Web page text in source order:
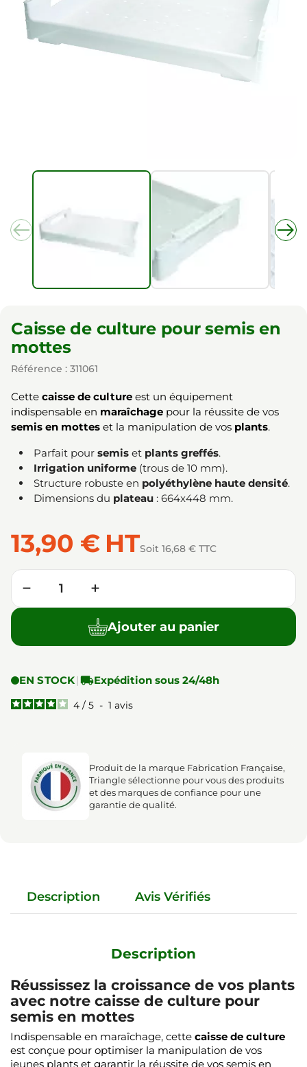
Caisse de culture pour semis en
mottes
Référence : 311061
Cette caisse de culture est un équipement
indispensable en maraîchage pour la réussite de vos
semis en mottes et la manipulation de vos plants.
Parfait pour semis et plants greffés.
Irrigation uniforme (trous de 10 mm).
Structure robuste en polyéthylène haute densité.
Dimensions du plateau : 664x448 mm.
13,90 € HTSoit 16,68 € TTC
Quantité
− +
Ajouter au panier
EN STOCK |Expédition sous 24/48h
4 / 5 - 1 avis
Produit de la marque Fabrication Française,
Triangle sélectionne pour vous des produits
et des marques de confiance pour une
garantie de qualité.
Description Avis Vérifiés
Description
Réussissez la croissance de vos plants
avec notre caisse de culture pour
semis en mottes
Indispensable en maraîchage, cette caisse de culture
est conçue pour optimiser la manipulation de vos
jeunes plants et garantir la réussite de vos semis en